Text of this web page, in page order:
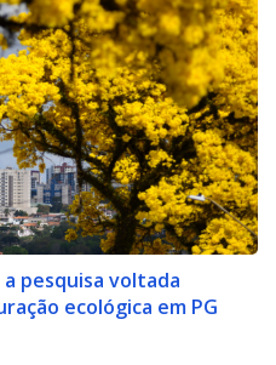
pesquisa voltada
ecológica em PG